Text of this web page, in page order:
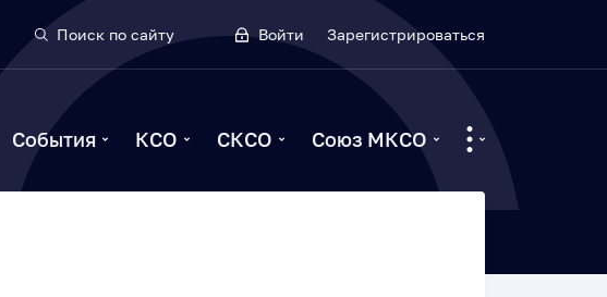
Поиск по сайту Войти Зарегистрироваться
События КСО СКСО Союз МКСО